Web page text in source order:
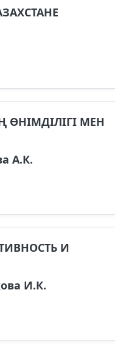
МЕН
А.К.
И
И.К.